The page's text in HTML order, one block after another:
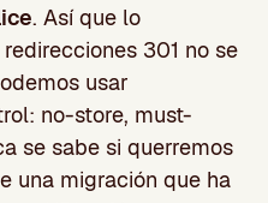
. Así que lo
301 no se
usar
no-store, must-
se sabe si querremos
una migración que ha